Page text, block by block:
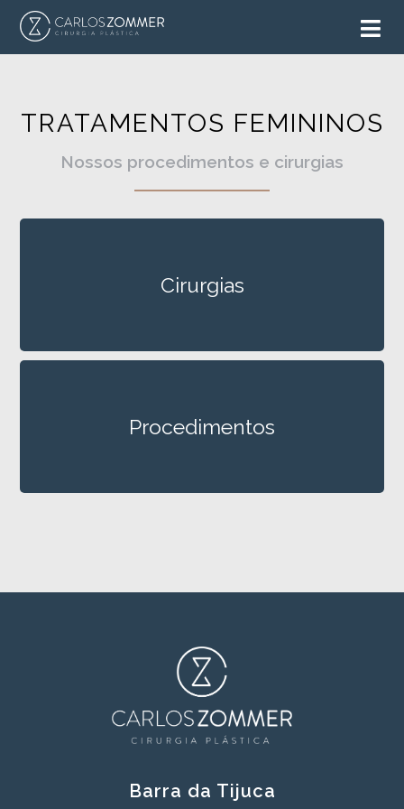
TRATAMENTOS FEMININOS
Nossos procedimentos e cirurgias
Cirurgias
Procedimentos
Barra da Tijuca